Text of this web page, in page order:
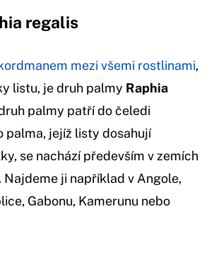
regalis
mezi všemi rostlinami,
listu, je druh palmy Raphia
palmy patří do čeledi
palma, jejíž listy dosahují
se nachází především v zemích
Najdeme ji například v Angole,
Gabonu, Kamerunu nebo